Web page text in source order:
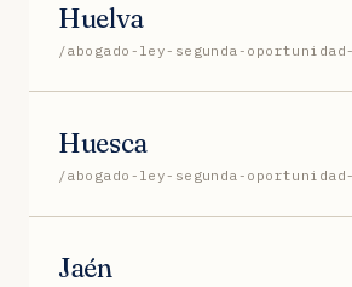
Huelva
/abogado-ley-segunda-
Huesca
/abogado-ley-segunda-
Jaén